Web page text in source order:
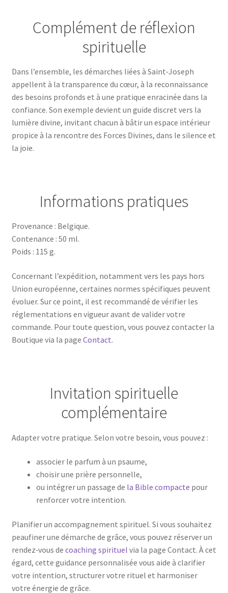
Complément de réflexion
spirituelle
Dans l’ensemble, les démarches liées à Saint‑Joseph
appellent à la transparence du cœur, à la reconnaissance
des besoins profonds et à une pratique enracinée dans la
confiance. Son exemple devient un guide discret vers la
lumière divine, invitant chacun à bâtir un espace intérieur
propice à la rencontre des Forces Divines, dans le silence et
la joie.
Informations pratiques
Provenance : Belgique.
Contenance : 50 ml.
Poids : 115 g.
Concernant l’expédition, notamment vers les pays hors
Union européenne, certaines normes spécifiques peuvent
évoluer. Sur ce point, il est recommandé de vérifier les
réglementations en vigueur avant de valider votre
commande. Pour toute question, vous pouvez contacter la
Boutique via la page Contact.
Invitation spirituelle
complémentaire
Adapter votre pratique. Selon votre besoin, vous pouvez :
associer le parfum à un psaume,
choisir une prière personnelle,
ou intégrer un passage de la Bible compacte pour
renforcer votre intention.
Planifier un accompagnement spirituel. Si vous souhaitez
peaufiner une démarche de grâce, vous pouvez réserver un
rendez‑vous de coaching spirituel via la page Contact. À cet
égard, cette guidance personnalisée vous aide à clarifier
votre intention, structurer votre rituel et harmoniser
votre énergie de grâce.